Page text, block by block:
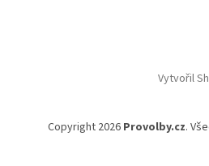
Vytvořil
Copyright 2026 Provolby.cz.